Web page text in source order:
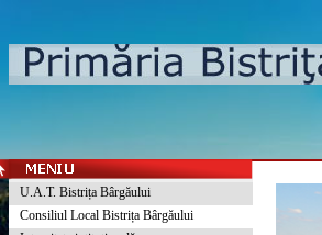
U.A.T. Bistrița Bârgăului
Consiliul Local Bistrița Bârgăului